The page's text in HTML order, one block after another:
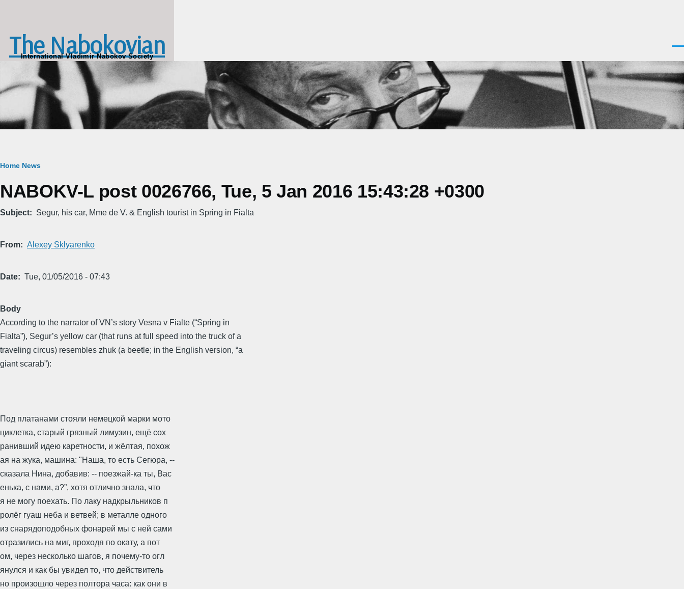
The Nabokovian
International Vladimir Nabokov Society
Breadcrumb
Home News
NABOKV-L post 0026766, Tue, 5 Jan 2016 15:43:28 +0300
Subject Segur, his car, Mme de V. & English tourist in Spring in Fialta
From Alexey Sklyarenko
Date Tue, 01/05/2016 - 07:43
Body
According to the narrator of VN’s story Vesna v Fialte (“Spring in
Fialta”), Segur’s yellow car (that runs at full speed into the truck of a
traveling circus) resembles zhuk (a beetle; in the English version, “a
giant scarab”):
Под платанами стояли немецкой марки мото
циклетка, старый грязный лимузин, ещё сох
ранивший идею каретности, и жёлтая, похож
ая на жука, машина: "Наша, то есть Сегюра, --
сказала Нина, добавив: -- поезжай-ка ты, Вас
енька, с нами, а?”, хотя отлично знала, что
я не могу поехать. По лаку надкрыльников п
ролёг гуаш неба и ветвей; в металле одного
из снарядоподобных фонарей мы с ней сами
отразились на миг, проходя по окату, а пот
ом, через несколько шагов, я почему-то огл
янулся и как бы увидел то, что действитель
но произошло через полтора часа: как они в